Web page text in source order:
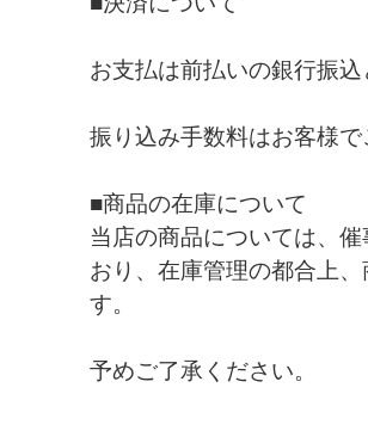
お支払は前払いの銀行振
振り込み手数料はお客様
■商品の在庫について
当店の商品については、
おり、在庫管理の都合上
す。
予めご了承ください。